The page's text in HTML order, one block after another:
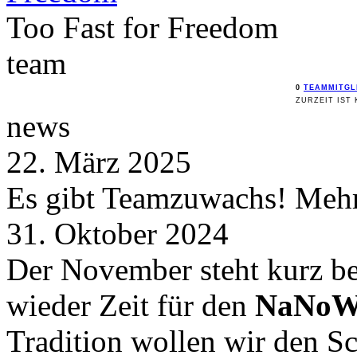
Too Fast for Freedom
team
0
ZURZEIT IST
news
22. März 2025
Es gibt Teamzuwachs!
31. Oktober 2024
Der November steht kurz
wieder Zeit für den
Tradition wollen wir den